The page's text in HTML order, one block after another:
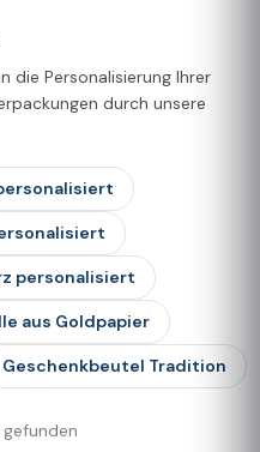
die Personalisierung Ihrer
durch unsere
personalisiert
aus Goldpapier
Geschenkbeutel Tradition